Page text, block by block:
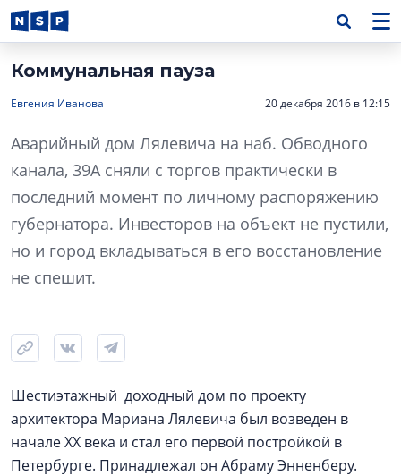
Коммунальная пауза
Евгения Иванова 20 декабря 2016 в 12:15
Аварийный дом Лялевича на наб. Обводного
канала, 39А сняли с торгов практически в
последний момент по личному распоряжению
губернатора. Инвесторов на объект не пустили,
но и город вкладываться в его восстановление
не спешит.
Шестиэтажный доходный дом по проекту
архитектора Мариана Лялевича был возведен в
начале XX века и стал его первой постройкой в
Петербурге. Принадлежал он Абраму Энненберу.